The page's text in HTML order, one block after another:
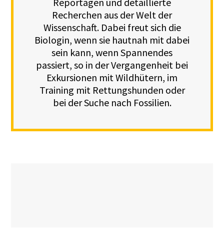
Recherchen aus der Welt der
Wissenschaft. Dabei freut sich die
Biologin, wenn sie hautnah mit dabei
sein kann, wenn Spannendes
passiert, so in der Vergangenheit bei
Exkursionen mit Wildhütern, im
Training mit Rettungshunden oder
bei der Suche nach Fossilien.